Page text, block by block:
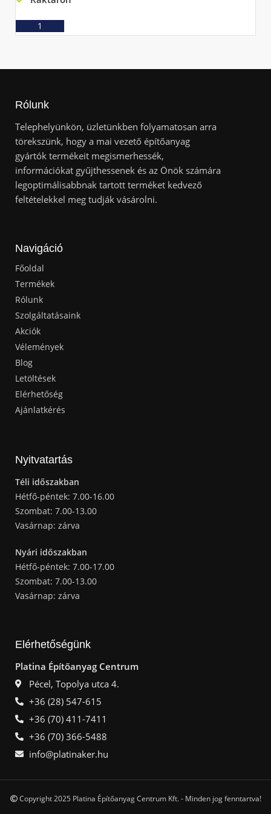
Rólunk
Telephelyünkön, üzletünkben folyamatosan arra
törekszünk, hogy a mai vezető építőanyag
gyártók termékeit megismerhessék,
információkat gyűjthessenek és az Önök számára
legoptimálisabbnak tartott terméket kedvező
feltételekkel meg tudják vásárolni.
Navigáció
Főoldal
Termékek
Rólunk
Szolgáltatásaink
Akciók
Vélemények
Blog
Letöltések
Elérhetőség
Ajánlatkérés
Nyitvatartás
Téli időszakban
Hétfő-péntek: 7.00-16.00
Szombat: 7.00-13.00
Vasárnap: zárva
Nyári időszakban
Hétfő-péntek: 7.00-17.00
Szombat: 7.00-13.00
Vasárnap: zárva
Elérhetőségünk
Platina Építőanyag Centrum
Pécel, Topolya utca 4.
+36 (28) 547-615
+36 (70) 411-7411
+36 (70) 366-5488
info@platinaker.hu
Copyright 2025 Platina Építőanyag Centrum Kft. - Minden jog fenntartva!